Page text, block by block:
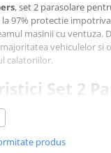
, set 2 parasolare
97% protectie
masinii cu ventuza.
vehiculelor si
calatoriilor.
Set 2
produs